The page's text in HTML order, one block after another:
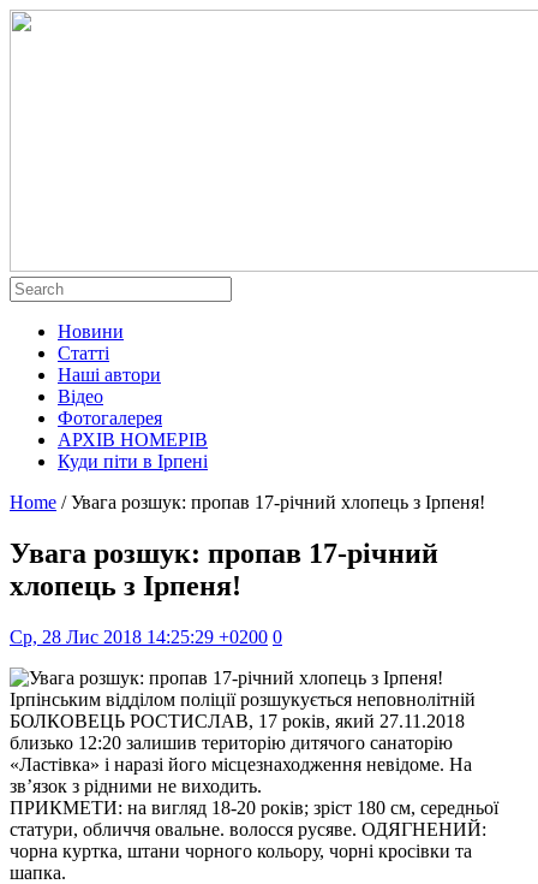
Новини
Статті
Наші автори
Відео
Фотогалерея
АРХІВ НОМЕРІВ
Куди піти в Ірпені
Home / Увага розшук: пропав 17-річний хлопець з Ірпеня!
Увага розшук: пропав 17-річний
хлопець з Ірпеня!
Ср, 28 Лис 2018 14:25:29 +0200 0
Ірпінським відділом поліції розшукується неповнолітній
БОЛКОВЕЦЬ РОСТИСЛАВ, 17 років, який 27.11.2018
близько 12:20 залишив територію дитячого санаторію
«Ластівка» і наразі його місцезнаходження невідоме. На
зв’язок з рідними не виходить.
ПРИКМЕТИ: на вигляд 18-20 років; зріст 180 см, середньої
статури, обличчя овальне. волосся русяве. ОДЯГНЕНИЙ:
чорна куртка, штани чорного кольору, чорні кросівки та
шапка.